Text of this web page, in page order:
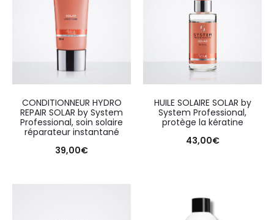
CONDITIONNEUR HYDRO
REPAIR SOLAR by System
Professional, soin solaire
réparateur instantané
39,00€
HUILE SOLAIRE SOLAR by
System Professional,
protège la kératine
43,00€